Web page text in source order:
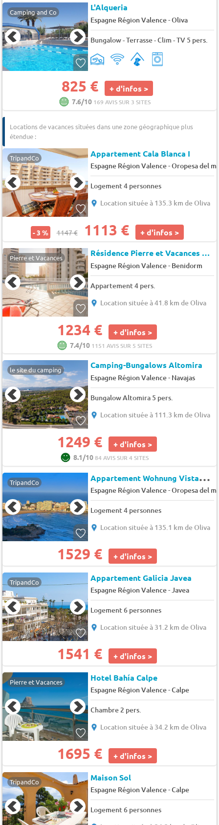
Camping and Co L'Alqueria
Espagne Région Valence-Oliva
Bungalow - Terrasse - Clim - TV 5 pers.
825 € + d'infos >
7.6/10 169 AVIS SUR 3 SITES
Locations de vacances situées dans une zone géographique plus
étendue :
TripandCo Appartement Cala Blanca I
Espagne Région Valence-Oropesa del
Logement 4 personnes
Location située à 135.3 km de Oliva
- 3 % 1147 € 1113 € + d'infos >
Pierre et Vacances Résidence Pierre et Vacances Levante
Espagne Région Valence- Benidorm
Appartement 4 pers.
Location située à 41.8 km de Oliva
1234 € + d'infos >
7.4/10 1151 AVIS SUR 5 SITES
le site du camping Camping-Bungalows Altomira
Espagne Région Valence- Navajas
Bungalow Altomira 5 pers.
Location située à 111.3 km de Oliva
1249 € + d'infos >
8.1/1084 AVIS SUR 4 SITES
TripandCo A
ppartement Wohnung Vistamar REF. 021
Espagne Région Valence-Oropesa del
Logement 4 personnes
Location située à 135.1 km de Oliva
1529 € + d'infos >
TripandCo Appartement Galicia Javea
Espagne Région Valence- Javea
Logement 6 personnes
Location située à 31.2 km de Oliva
1541 € + d'infos >
Pierre et Vacances Hotel Bahía Calpe
Espagne Région Valence-Calpe
Chambre 2 pers.
Location située à 34.2 km de Oliva
1695 € + d'infos >
TripandCo Maison Sol
Espagne Région Valence-Calpe
Logement 6 personnes